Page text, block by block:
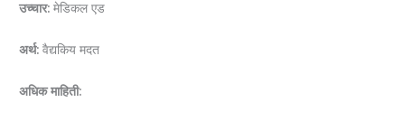
उच्चार: मेडिकल एड
अर्थ: वैद्यकिय मदत
अधिक माहिती: